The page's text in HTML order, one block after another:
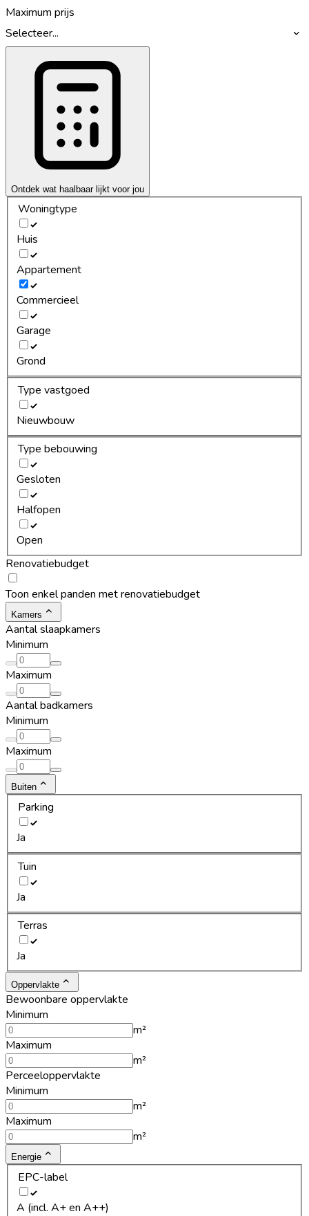
Maximum prijs
Selecteer...
Ontdek wat haalbaar lijkt voor jou
Woningtype
Huis
Appartement
Commercieel
Garage
Grond
Type vastgoed
Nieuwbouw
Type bebouwing
Gesloten
Halfopen
Open
Renovatiebudget
Toon enkel panden met renovatiebudget
Kamers
Aantal slaapkamers
Minimum
Maximum
Aantal badkamers
Minimum
Maximum
Buiten
Parking
Ja
Tuin
Ja
Terras
Ja
Oppervlakte
Bewoonbare oppervlakte
Minimum
m²
Maximum
m²
Perceeloppervlakte
Minimum
m²
Maximum
m²
Energie
EPC-label
A (incl. A+ en A++)